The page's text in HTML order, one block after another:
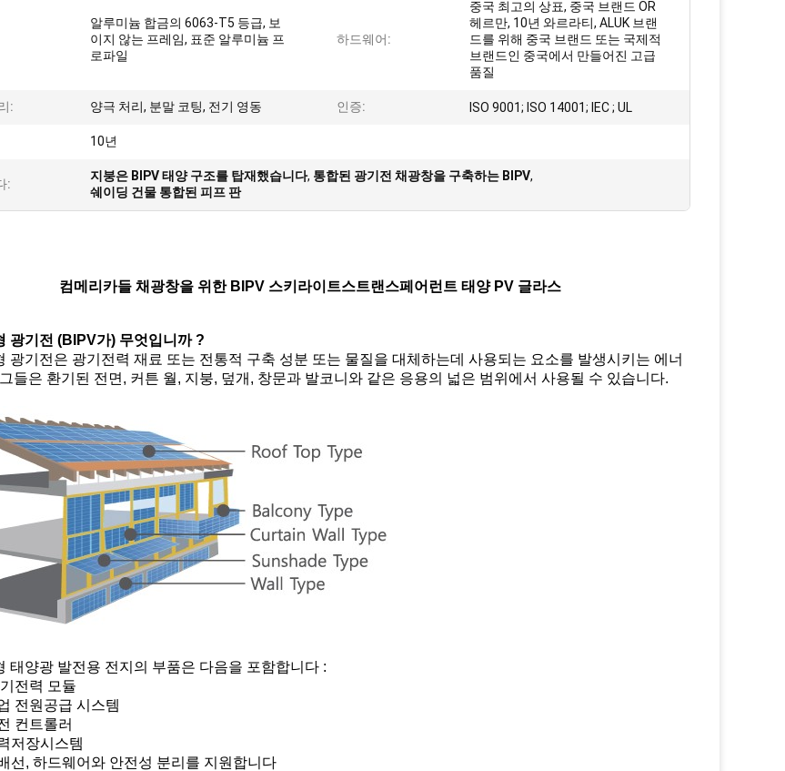
알루미늄 합금의 6063-T5 등급, 보
이지 않는 프레임, 표준 알루미늄 프
로파일
하드웨어:
중국 최고의 상표, 중국 브랜드 OR
헤르만, 10년 와르라티, ALUK 브랜
드를 위해 중국 브랜드 또는 국제적
브랜드인 중국에서 만들어진 고급
품질
: 양극 처리, 분말 코팅, 전기 영동 인증: ISO 9001; ISO 14001; IEC ; UL
10년
:
지붕은 BIPV 태양 구조를 탑재했습니다, 통합된 광기전 채광창을 구축하는 BIPV,
쉐이딩 건물 통합된 피프 판
컴메리카들 채광창을 위한 BIPV 스키라이트스트랜스페어런트 태양 PV 글라스
광기전 (BIPV가) 무엇입니까 ?
광기전은 광기전력 재료 또는 전통적 구축 성분 또는 물질을 대체하는데 사용되는 요소를 발생시키는 에너
들은 환기된 전면, 커튼 월, 지붕, 덮개, 창문과 발코니와 같은 응용의 넓은 범위에서 사용될 수 있습니다.
태양광 발전용 전지의 부품은 다음을 포함합니다 :
기전력 모듈
전원공급 시스템
컨트롤러
저장시스템
선, 하드웨어와 안전성 분리를 지원합니다